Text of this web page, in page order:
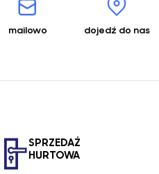
mailowo dojedź do nas
SPRZEDAŻ
HURTOWA